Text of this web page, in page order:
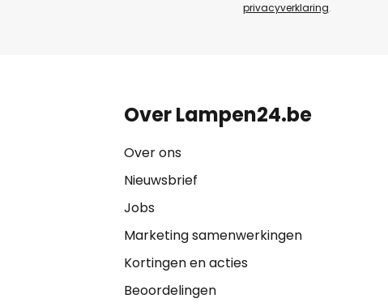
privacyverklaring.
Over Lampen24.be
Over ons
Nieuwsbrief
Jobs
Marketing samenwerkingen
Kortingen en acties
Beoordelingen